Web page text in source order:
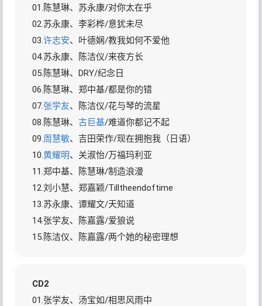
01.陈慧琳、苏永康/对你太在乎
02.苏永康、李彩桦/意犹未尽
03.许志安、叶德娴/教我如何不爱他
04.苏永康、陈洁仪/来夜方长
05.陈慧琳、DRY/纪念日
06.陈慧琳、郑中基/都是你的错
07.张学友、陈洁仪/花与琴的流星
08.陈慧琳、古巨基/难道你都记不起
09.周慧敏、吉田荣作/现在拥抱我（日语）
10.黄耀明、关淑怡/万福玛利亚
11.郑中基、陈慧琳/制造浪漫
12.刘小慧、郑嘉颖/Tilltheendoftime
13.苏永康、谭耀文/天知道
14.张学友、陈嘉露/爱狼说
15.陈洁仪、陈嘉露/两个她的秘密理想
CD2
01.张学友、汤宝如/相思风雨中